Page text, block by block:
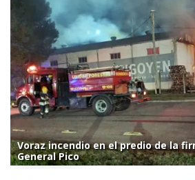
Voraz incendio en el predio de la
General Pico